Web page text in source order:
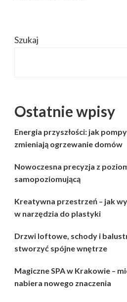
Szukaj
Ostatnie wpisy
Energia przyszłości: jak
zmieniają ogrzewanie domów
Nowoczesna precyzja z
samopoziomującą
Kreatywna przestrzeń – jak
w narzędzia do plastyki
Drzwi loftowe, schody i
stworzyć spójne wnętrze
Magiczne SPA w Krakowie –
nabiera nowego znaczenia